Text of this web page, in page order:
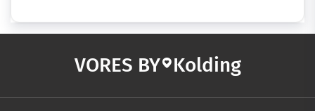
VORES BY Kolding